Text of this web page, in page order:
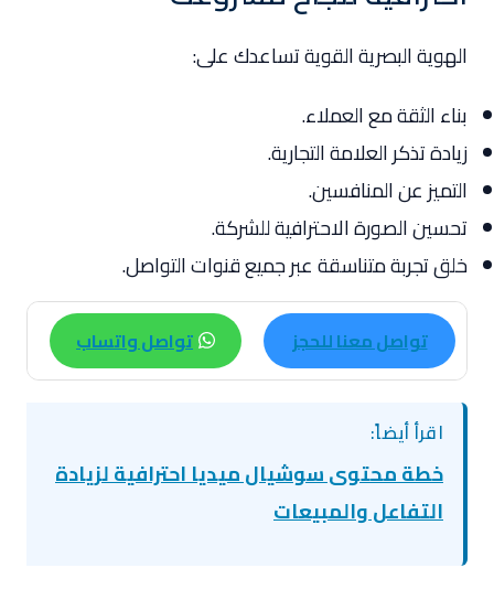
الهوية البصرية القوية تساعدك على:
بناء الثقة مع العملاء.
زيادة تذكر العلامة التجارية.
التميز عن المنافسين.
تحسين الصورة الاحترافية للشركة.
خلق تجربة متناسقة عبر جميع قنوات التواصل.
تواصل معنا للحجز تواصل واتساب
اقرأ أيضاً:
خطة محتوى سوشيال ميديا احترافية لزيادة
التفاعل والمبيعات